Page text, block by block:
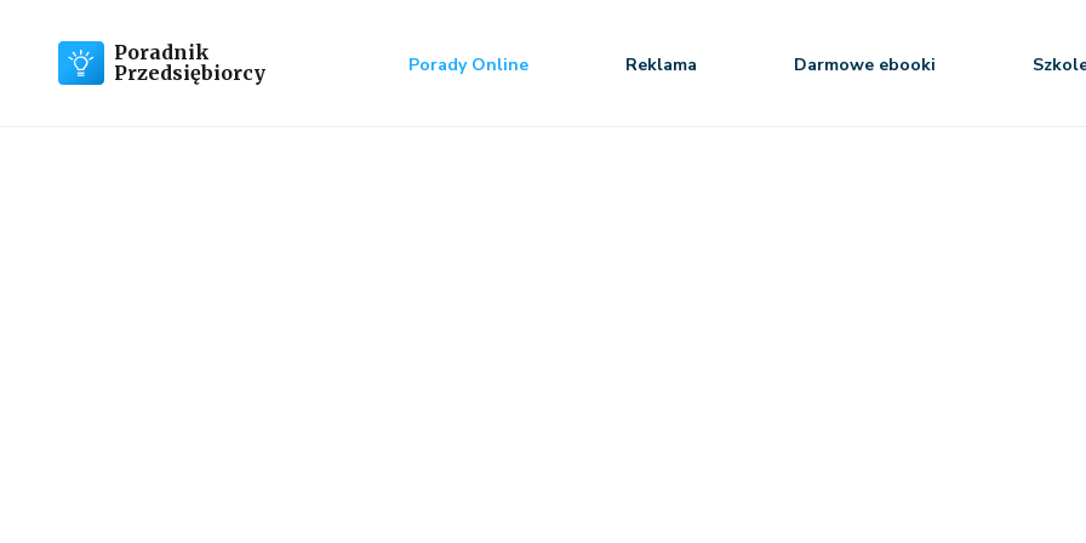
Poradnik
Przedsiębiorcy
Porady Online Reklama Darmowe ebooki